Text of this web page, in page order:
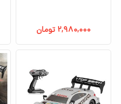
۲,۹۸۰,۰۰۰ تومان